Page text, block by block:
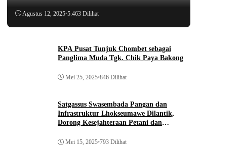
Agustus 12, 2025•5.463 Dilihat
KPA Pusat Tunjuk Chombet sebagai
Panglima Muda Tgk. Chik Paya Bakong
Mei 25, 2025•846 Dilihat
Satgassus Swasembada Pangan dan
Infrastruktur Lhokseumawe Dilantik,
Dorong Kesejahteraan Petani dan
Mei 15, 2025•793 Dilihat